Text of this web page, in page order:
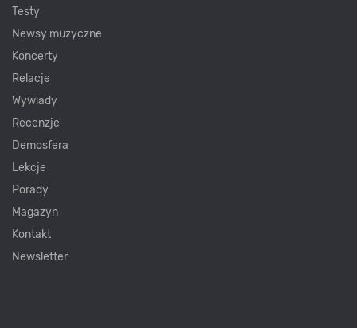
Testy
Newsy muzyczne
Koncerty
Relacje
Wywiady
Recenzje
Demosfera
Lekcje
Porady
Magazyn
Kontakt
Newsletter